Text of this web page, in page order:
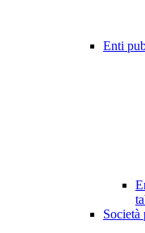
Enti
Società